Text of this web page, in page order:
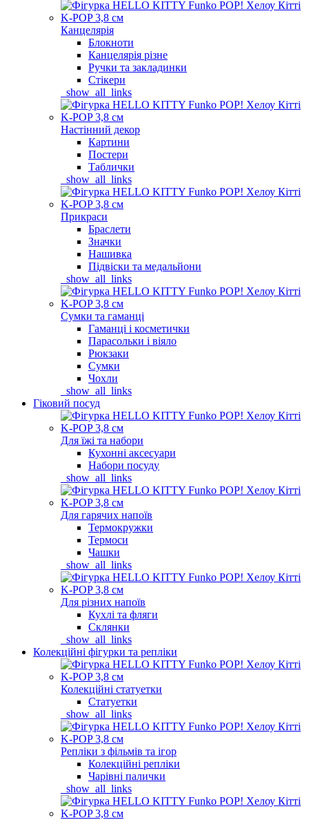
Канцелярія
Блокноти
Канцелярія різне
Ручки та закладинки
Стікери
_show_all_links
Настінний декор
Картини
Постери
Таблички
_show_all_links
Прикраси
Браслети
Значки
Нашивка
Підвіски та медальйони
_show_all_links
Сумки та гаманці
Гаманці і косметички
Парасольки і віяло
Рюкзаки
Сумки
Чохли
_show_all_links
Гіковий посуд
Для їжі та набори
Кухонні аксесуари
Набори посуду
_show_all_links
Для гарячих напоїв
Термокружки
Термоси
Чашки
_show_all_links
Для різних напоїв
Кухлі та фляги
Склянки
_show_all_links
Колекційні фігурки та репліки
Колекційні статуетки
Статуетки
_show_all_links
Репліки з фільмів та ігор
Колекційні репліки
Чарівні палички
_show_all_links